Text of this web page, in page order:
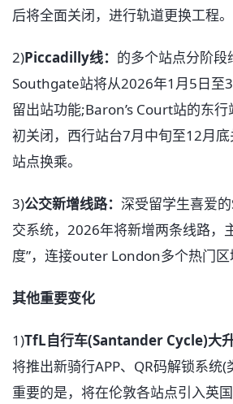
后将全面关闭，进行轨道更换工程。
2)Piccadilly线： 的多个站点分阶段
Southgate站将从2026年1月5日至
留出站功能;Baron’s Court站的东
初关闭，西行站台7月中旬至12月
站点换乘。
3)公交新增线路： 深受留学生喜爱
交系统，2026年将新增两条线路，
度”，连接outer London多个热门区
其他重要变化
1)TfL自行车(Santander Cycle)大升
将推出新骑行APP、QR码解锁系统
重要的是，将在伦敦各站点引入英